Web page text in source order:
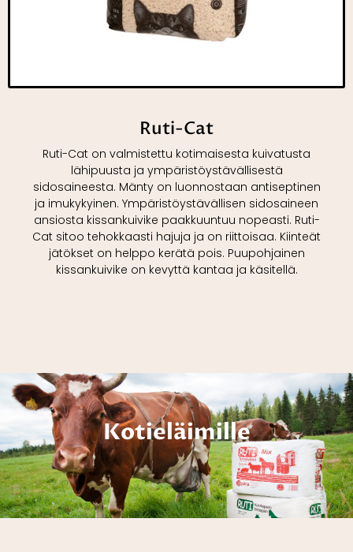
Ruti-Cat
Ruti-Cat on valmistettu kotimaisesta kuivatusta
lähipuusta ja ympäristöystävällisestä
sidosaineesta. Mänty on luonnostaan antiseptinen
ja imukykyinen. Ympäristöystävällisen sidosaineen
ansiosta kissankuivike paakkuuntuu nopeasti. Ruti-
Cat sitoo tehokkaasti hajuja ja on riittoisaa. Kiinteät
jätökset on helppo kerätä pois. Puupohjainen
kissankuivike on kevyttä kantaa ja käsitellä.
Kotieläimille